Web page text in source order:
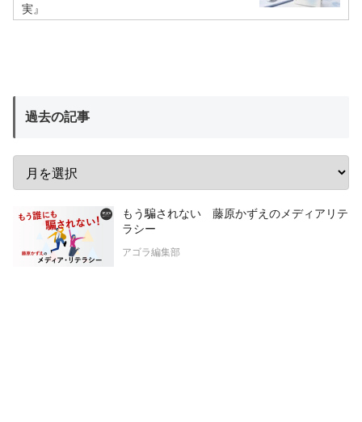
実』
過去の記事
もう騙されない 藤原かずえのメディアリテ
ラシー
アゴラ編集部